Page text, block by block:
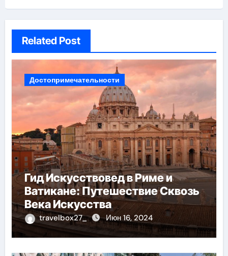
Related Post
Достопримечательности
Гид Искусствовед в Риме и
Ватикане: Путешествие Сквозь
Века Искусства
travelbox27_ Июн 16, 2024